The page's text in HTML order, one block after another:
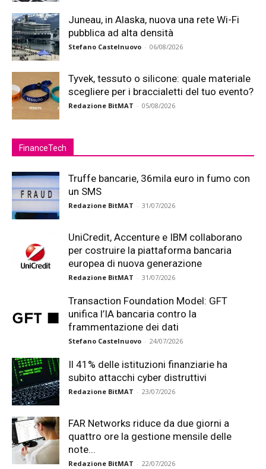
Juneau, in Alaska, nuova una rete Wi-Fi
pubblica ad alta densità
Stefano Castelnuovo - 06/08/2026
Tyvek, tessuto o silicone: quale materiale
scegliere per i braccialetti del tuo evento?
Redazione BitMAT - 05/08/2026
FinanceTech
Truffe bancarie, 36mila euro in fumo con
un SMS
Redazione BitMAT - 31/07/2026
UniCredit, Accenture e IBM collaborano
per costruire la piattaforma bancaria
europea di nuova generazione
Redazione BitMAT - 31/07/2026
Transaction Foundation Model: GFT
unifica l’IA bancaria contro la
frammentazione dei dati
Stefano Castelnuovo - 24/07/2026
Il 41% delle istituzioni finanziarie ha
subito attacchi cyber distruttivi
Redazione BitMAT - 23/07/2026
FAR Networks riduce da due giorni a
quattro ore la gestione mensile delle
note...
Redazione BitMAT - 22/07/2026